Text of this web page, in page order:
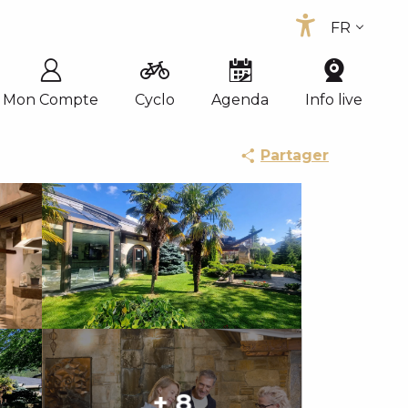
FR
EN
ES
Mon Compte Cyclo Agenda Info live
Partager